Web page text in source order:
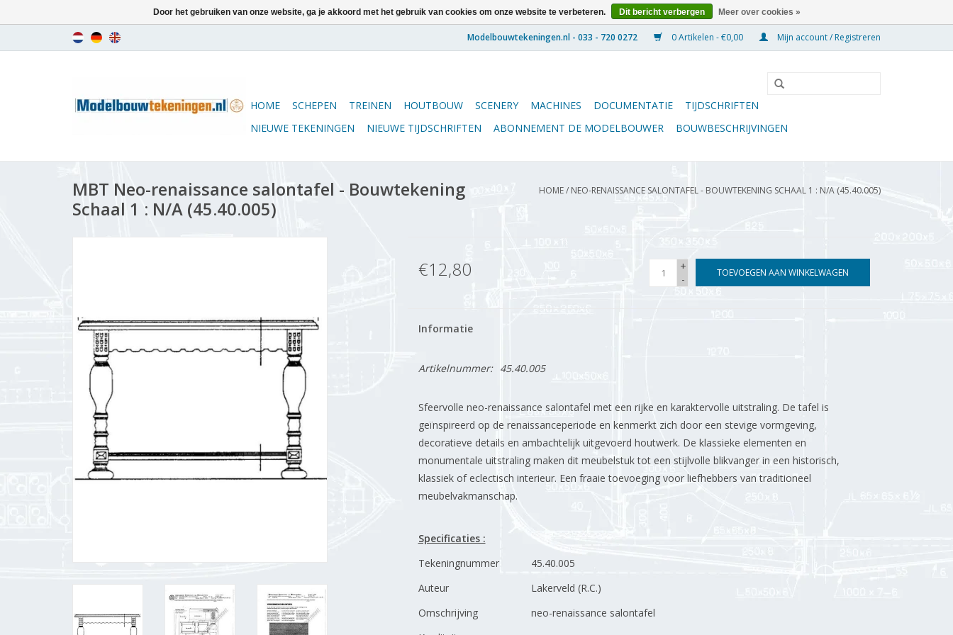
0 Artikelen - €0,00 Mijn account / Registreren
HOME SCHEPEN TREINEN HOUTBOUW SCENERY MACHINES DOCUMENTATIE
TIJDSCHRIFTEN
NIEUWE TEKENINGEN
NIEUWE TIJDSCHRIFTEN ABONNEMENT DE MODELBOUWER BOUWBESCHRIJVINGEN
MBT Neo-renaissance salontafel - Bouwtekening
Schaal 1 : N/A (45.40.005)
HOME/ NEO-RENAISSANCE SALONTAFEL - BOUWTEKENING SCHAAL 1 : N/A (45.40.005)
€12,80
+
-
TOEVOEGEN AAN WINKELWAGEN
Informatie
Artikelnummer: 45.40.005
Sfeervolle neo-renaissance salontafel met een rijke en karaktervolle uitstraling. De tafel is
geïnspireerd op de renaissanceperiode en kenmerkt zich door een stevige vormgeving,
decoratieve details en ambachtelijk uitgevoerd houtwerk. De klassieke elementen en
monumentale uitstraling maken dit meubelstuk tot een stijlvolle blikvanger in een historisch,
klassiek of eclectisch interieur. Een fraaie toevoeging voor liefhebbers van traditioneel
meubelvakmanschap.
Specificaties :
Tekeningnummer
45.40.005
Auteur
Lakerveld (R.C.)
Omschrijving
neo-renaissance salontafel
Door het gebruiken van onze website, ga je akkoord met het gebruik van cookies om onze website te verbeteren. Dit bericht verbergen Meer over cookies »